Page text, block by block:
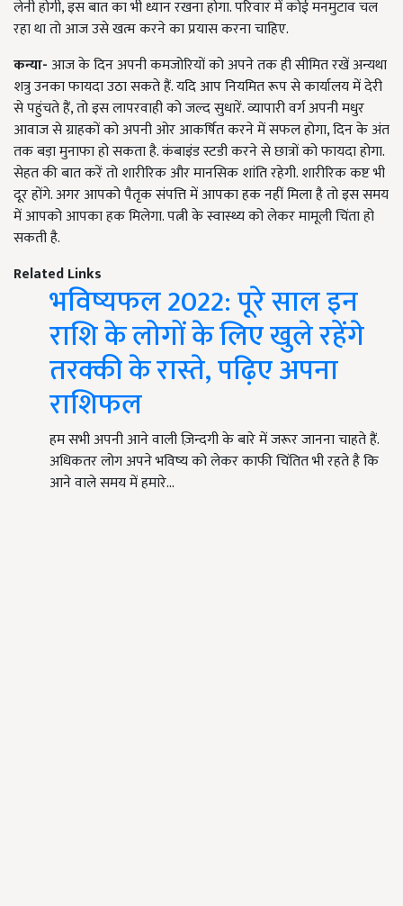
लेनी होगी, इस बात का भी ध्यान रखना होगा. परिवार में कोई मनमुटाव चल
रहा था तो आज उसे खत्म करने का प्रयास करना चाहिए.
कन्या- आज के दिन अपनी कमजोरियों को अपने तक ही सीमित रखें अन्यथा
शत्रु उनका फायदा उठा सकते हैं. यदि आप नियमित रूप से कार्यालय में देरी
से पहुंचते हैं, तो इस लापरवाही को जल्द सुधारें. व्यापारी वर्ग अपनी मधुर
आवाज से ग्राहकों को अपनी ओर आकर्षित करने में सफल होगा, दिन के अंत
तक बड़ा मुनाफा हो सकता है. कंबाइंड स्टडी करने से छात्रों को फायदा होगा.
सेहत की बात करें तो शारीरिक और मानसिक शांति रहेगी. शारीरिक कष्ट भी
दूर होंगे. अगर आपको पैतृक संपत्ति में आपका हक नहीं मिला है तो इस समय
में आपको आपका हक मिलेगा. पत्नी के स्वास्थ्य को लेकर मामूली चिंता हो
सकती है.
Related Links
भविष्यफल 2022: पूरे साल इन
राशि के लोगों के लिए खुले रहेंगे
तरक्की के रास्ते, पढ़िए अपना
राशिफल
हम सभी अपनी आने वाली ज़िन्दगी के बारे में जरूर जानना चाहते हैं.
अधिकतर लोग अपने भविष्य को लेकर काफी चिंतित भी रहते है कि
आने वाले समय में हमारे…